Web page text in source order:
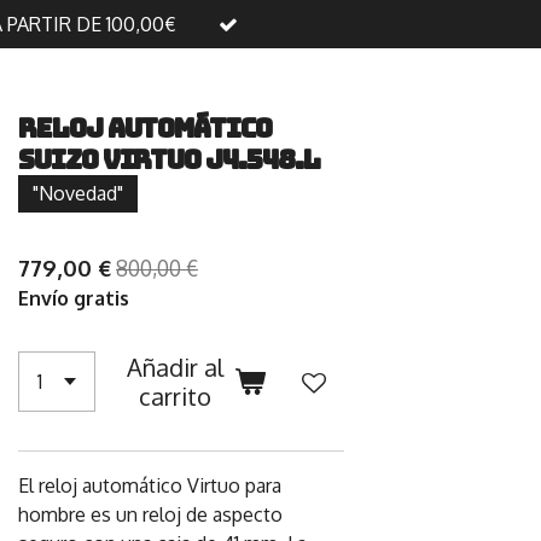
DE 100,00€
Reloj automático
suizo Virtuo J4.548.L
"Novedad"
779,00 €800,00 €
Envío gratis
Añadir al
carrito
El reloj automático Virtuo para
hombre es un reloj de aspecto